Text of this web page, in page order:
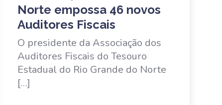
Norte empossa 46 novos
Auditores Fiscais
O presidente da Associação dos
Auditores Fiscais do Tesouro
Estadual do Rio Grande do Norte
[…]